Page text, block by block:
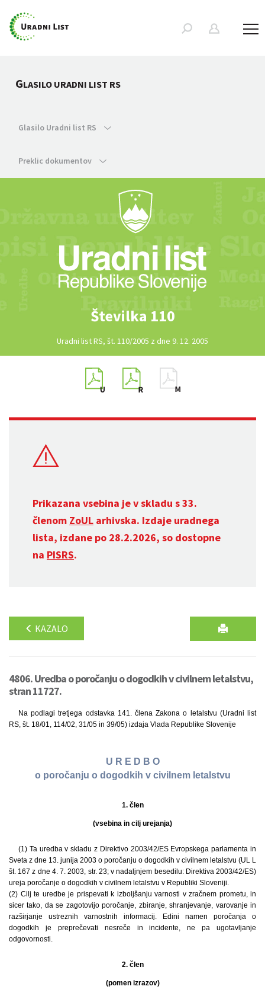
GLASILO URADNI LIST RS
Glasilo Uradni list RS
Preklic dokumentov
Številka 110
Uradni list RS, št. 110/2005 z dne 9. 12. 2005
Prikazana vsebina je v skladu s 33.
členom ZoUL arhivska. Izdaje uradnega
lista, izdane po 28.2.2026, so dostopne
na PISRS.
KAZALO
4806. Uredba o poročanju o dogodkih v civilnem letalstvu,
stran 11727.
Na podlagi tretjega odstavka 141. člena Zakona o letalstvu (Uradni list
RS, št. 18/01, 114/02, 31/05 in 39/05) izdaja Vlada Republike Slovenije
U R E D B O
o poročanju o dogodkih v civilnem letalstvu
1. člen
(vsebina in cilj urejanja)
(1) Ta uredba v skladu z Direktivo 2003/42/ES Evropskega parlamenta in
Sveta z dne 13. junija 2003 o poročanju o dogodkih v civilnem letalstvu (UL L
št. 167 z dne 4. 7. 2003, str. 23; v nadaljnjem besedilu: Direktiva 2003/42/ES)
ureja poročanje o dogodkih v civilnem letalstvu v Republiki Sloveniji.
(2) Cilj te uredbe je prispevati k izboljšanju varnosti v zračnem prometu, in
sicer tako, da se zagotovijo poročanje, zbiranje, shranjevanje, varovanje in
razširjanje ustreznih varnostnih informacij. Edini namen poročanja o
dogodkih je preprečevati nesreče in incidente, ne pa ugotavljanje
odgovornosti.
2. člen
(pomen izrazov)